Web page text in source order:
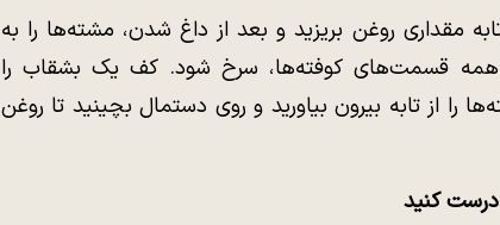
مقداری روغن بریزید و بعد از داغ شدن، مشته‌ها را به
همه قسمت‌های کوفته‌ها، سرخ شود. کف یک بشقاب را
را از تابه بیرون بیاورید و روی دستمال بچینید تا روغن
کنید